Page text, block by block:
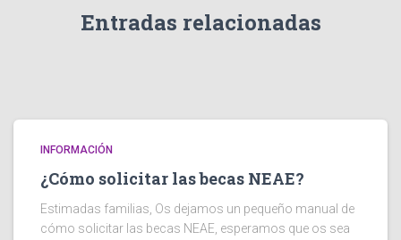
Entradas relacionadas
INFORMACIÓN
¿Cómo solicitar las becas NEAE?
Estimadas familias, Os dejamos un pequeño manual de
cómo solicitar las becas NEAE, esperamos que os sea